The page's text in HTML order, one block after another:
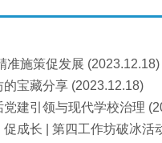
准施策促发展 (2023.12.18)
宝藏分享 (2023.12.18)
建引领与现代学校治理
成长 | 第四工作坊破冰活